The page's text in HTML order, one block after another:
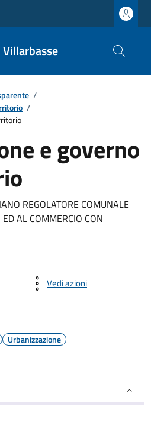
/
/
e governo
REGOLATORE COMUNALE
AL COMMERCIO CON
Vedi azioni
Urbanizzazione